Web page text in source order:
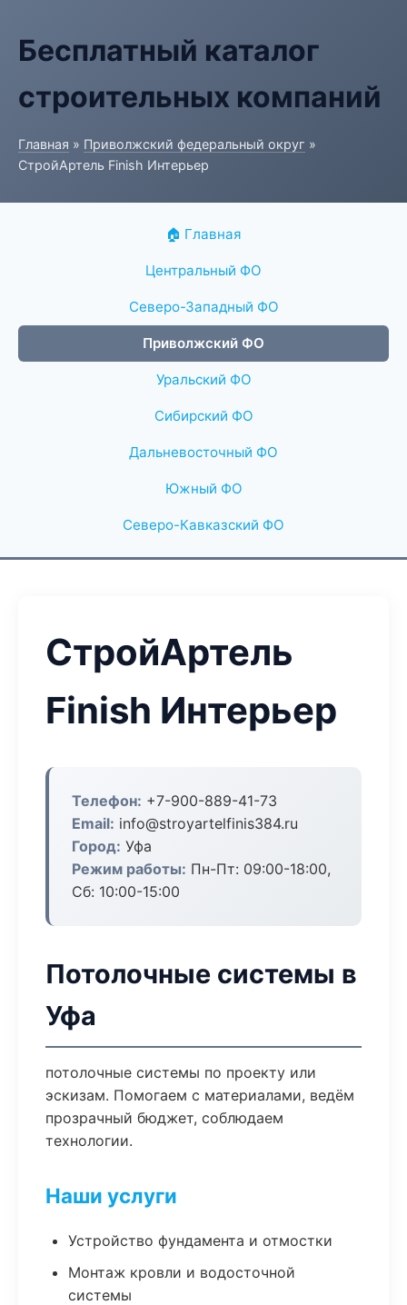
Бесплатный каталог
строительных компаний
Главная » Приволжский федеральный округ »
СтройАртель Finish Интерьер
🏠 Главная
Центральный ФО
Северо-Западный ФО
Приволжский ФО
Уральский ФО
Сибирский ФО
Дальневосточный ФО
Южный ФО
Северо-Кавказский ФО
СтройАртель
Finish Интерьер
Телефон: +7-900-889-41-73
Email: info@stroyartelfinis384.ru
Город: Уфа
Режим работы: Пн-Пт: 09:00-18:00,
Сб: 10:00-15:00
Потолочные системы в
Уфа
потолочные системы по проекту или
эскизам. Помогаем с материалами, ведём
прозрачный бюджет, соблюдаем
технологии.
Наши услуги
Устройство фундамента и отмостки
Монтаж кровли и водосточной
системы